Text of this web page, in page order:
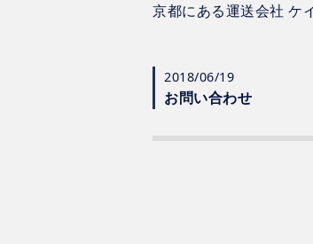
京都にある運送会社 ケ
2018/06/19
お問い合わせ